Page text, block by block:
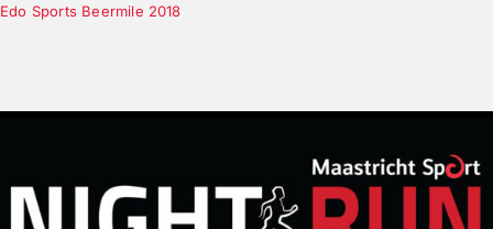
Edo Sports Beermile 2018